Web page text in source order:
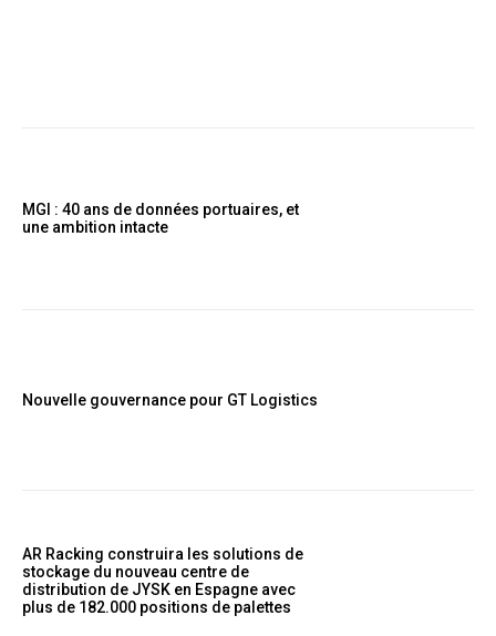
MGI : 40 ans de données portuaires, et
une ambition intacte
Nouvelle gouvernance pour GT Logistics
AR Racking construira les solutions de
stockage du nouveau centre de
distribution de JYSK en Espagne avec
plus de 182.000 positions de palettes